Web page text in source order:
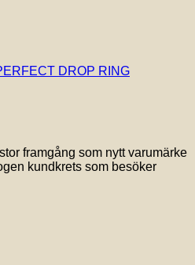
DROP RING
framgång som nytt varumärke
kundkrets som besöker